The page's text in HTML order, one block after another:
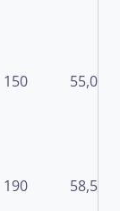
150 55,0
190 58,5